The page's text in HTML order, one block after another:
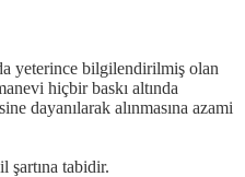
yeterince bilgilendirilmiş olan
hiçbir baskı altında
dayanılarak alınmasına azami
şartına tabidir.